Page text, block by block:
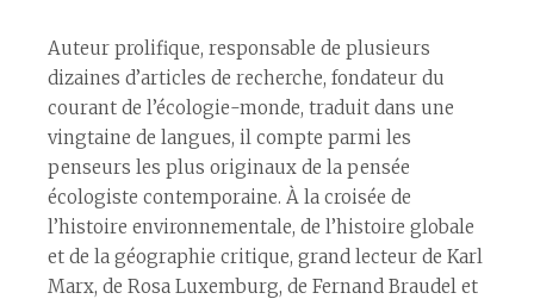
Auteur prolifique, responsable de plusieurs
dizaines d’articles de recherche, fondateur du
courant de l’écologie-monde, traduit dans une
vingtaine de langues, il compte parmi les
penseurs les plus originaux de la pensée
écologiste contemporaine. À la croisée de
l’histoire environnementale, de l’histoire globale
et de la géographie critique, grand lecteur de Karl
Marx, de Rosa Luxemburg, de Fernand Braudel et